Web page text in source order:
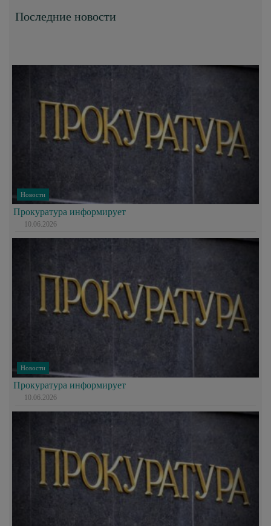
Последние новости
Новости
Прокуратура информирует
10.06.2026
Новости
Прокуратура информирует
10.06.2026